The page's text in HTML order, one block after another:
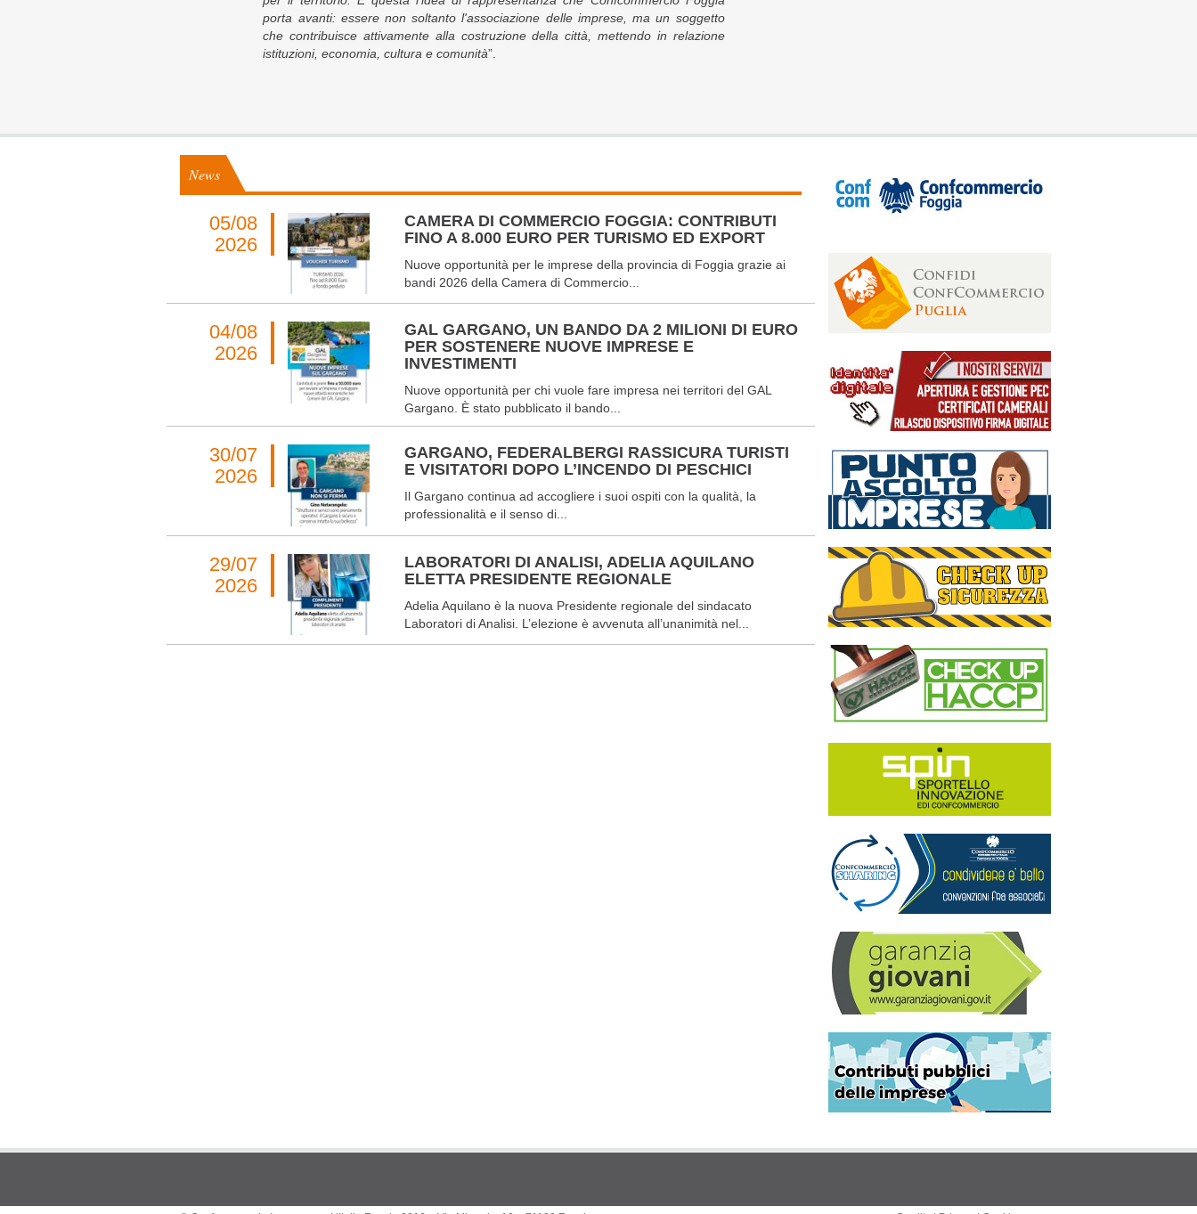
porta avanti: essere non soltanto l'associazione delle imprese, ma un soggetto
che contribuisce attivamente alla costruzione della città, mettendo in relazione
istituzioni, economia, cultura e comunità”.
News
05/08
2026
CAMERA DI COMMERCIO FOGGIA: CONTRIBUTI
FINO A 8.000 EURO PER TURISMO ED EXPORT
Nuove opportunità per le imprese della provincia di Foggia grazie ai
bandi 2026 della Camera di Commercio...
04/08
2026
GAL GARGANO, UN BANDO DA 2 MILIONI DI EURO
PER SOSTENERE NUOVE IMPRESE E
INVESTIMENTI
Nuove opportunità per chi vuole fare impresa nei territori del GAL
Gargano. È stato pubblicato il bando...
30/07
2026
GARGANO, FEDERALBERGI RASSICURA TURISTI
E VISITATORI DOPO L’INCENDO DI PESCHICI
Il Gargano continua ad accogliere i suoi ospiti con la qualità, la
professionalità e il senso di...
29/07
2026
LABORATORI DI ANALISI, ADELIA AQUILANO
ELETTA PRESIDENTE REGIONALE
Adelia Aquilano è la nuova Presidente regionale del sindacato
Laboratori di Analisi. L’elezione è avvenuta all’unanimità nel...